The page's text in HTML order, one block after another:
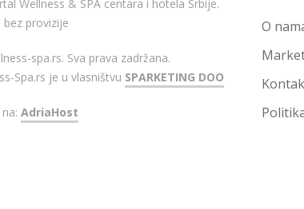
Wellness & SPA centara i hotela Srbije.
bez provizije
spa.rs. Sva prava zadržana.
Spa.rs je u vlasništvu SPARKETING DOO
AdriaHost
O